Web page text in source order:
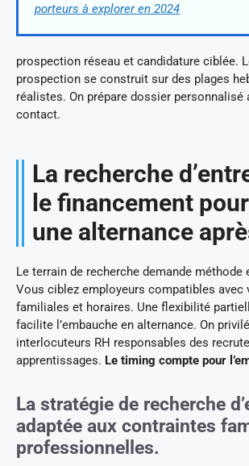
porteurs à explorer en 2024
prospection réseau et candidature ciblée.
prospection se construit sur des plages
réalistes. On prépare dossier personnalisé
contact.
La recherche
le financement
une alternance
Le terrain de recherche demande méthode
Vous ciblez employeurs compatibles avec
familiales et horaires. Une flexibilité
facilite l’embauche en alternance. On
interlocuteurs RH responsables des
apprentissages. Le timing compte pour
La stratégie de recherche
adaptée aux contraintes
professionnelles.